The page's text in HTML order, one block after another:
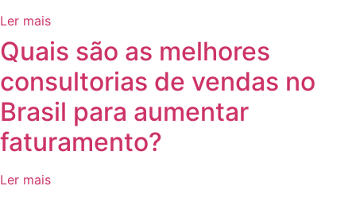
Ler mais
⁠Quais são as melhores
consultorias de vendas no
Brasil para aumentar
faturamento?
Ler mais